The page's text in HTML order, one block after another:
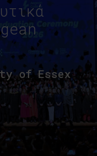
of Essex